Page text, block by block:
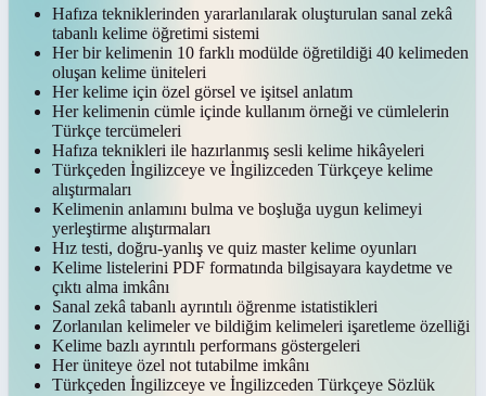
Hafıza tekniklerinden yararlanılarak oluşturulan sanal zekâ
tabanlı kelime öğretimi sistemi
Her bir kelimenin 10 farklı modülde öğretildiği 40 kelimeden
oluşan kelime üniteleri
Her kelime için özel görsel ve işitsel anlatım
Her kelimenin cümle içinde kullanım örneği ve cümlelerin
Türkçe tercümeleri
Hafıza teknikleri ile hazırlanmış sesli kelime hikâyeleri
Türkçeden İngilizceye ve İngilizceden Türkçeye kelime
alıştırmaları
Kelimenin anlamını bulma ve boşluğa uygun kelimeyi
yerleştirme alıştırmaları
Hız testi, doğru-yanlış ve quiz master kelime oyunları
Kelime listelerini PDF formatında bilgisayara kaydetme ve
çıktı alma imkânı
Sanal zekâ tabanlı ayrıntılı öğrenme istatistikleri
Zorlanılan kelimeler ve bildiğim kelimeleri işaretleme özelliği
Kelime bazlı ayrıntılı performans göstergeleri
Her üniteye özel not tutabilme imkânı
Türkçeden İngilizceye ve İngilizceden Türkçeye Sözlük